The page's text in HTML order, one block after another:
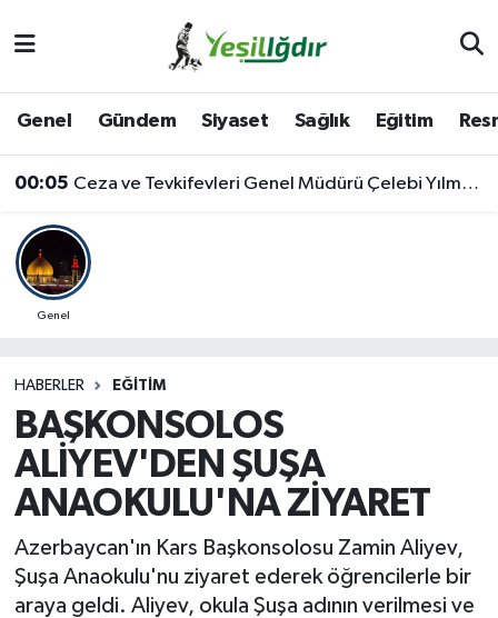
Genel Gündem Siyaset Sağlık Eğitim
00:05 Ceza ve Tevkifevleri Genel Müdürü Çelebi Yılmaz’dan Iğdır’daki Kurumlara Ziyaret ve Üretim İncelemesi
Genel
HABERLER EĞITIM
BAŞKONSOLOS
ALİYEV'DEN ŞUŞA
ANAOKULU'NA ZİYARET
Azerbaycan'ın Kars Başkonsolosu Zamin Aliyev,
Şuşa Anaokulu'nu ziyaret ederek öğrencilerle bir
araya geldi. Aliyev, okula Şuşa adının verilmesi ve
Iğdır Trafik Yoğunluk Haritası
Süper Lig Puan Durumu ve Fikstür
Son Dakika Haberleri
Haber Arşivi